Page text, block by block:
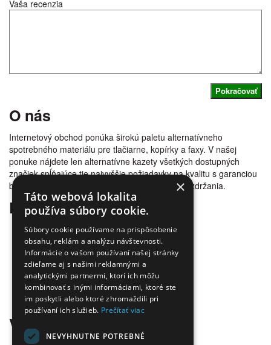
Vaša recenzia
Pokračovať
O nás
Internetový obchod ponúka širokú paletu alternatívneho
spotrebného materiálu pre tlačiarne, kopírky a faxy. V našej
ponuke nájdete len alternatívne kazety všetkých dostupných
značiek spĺňajúce tie najvyššie požiadavky na kvalitu s garanciou
bezproblémovosti tlače. Tovar doručujeme bez zdržania.
Prečo nakúpiť u nás
Úspora nákladov
Overená kvalita
Doprava zadarmo
Tovar skladom
Ekologická likvidácia tonerov
Množstvo spôsobov platby a dopravy
Ekológia
Všetko o nákupe
×
Táto webová lokalita
používa súbory cookie.
Súbory cookie používame na prispôsobenie
obsahu, reklám a analýzu návštevnosti.
Informácie o vašom používaní našej stránky
zdieľame aj s našimi reklamnými a
analytickými partnermi, ktorí ich môžu
kombinovať s inými informáciami, ktoré ste
im poskytli alebo ktoré zhromaždili pri
používaní ich služieb. Prečítať viac
NEVYHNUTNE POTREBNÉ